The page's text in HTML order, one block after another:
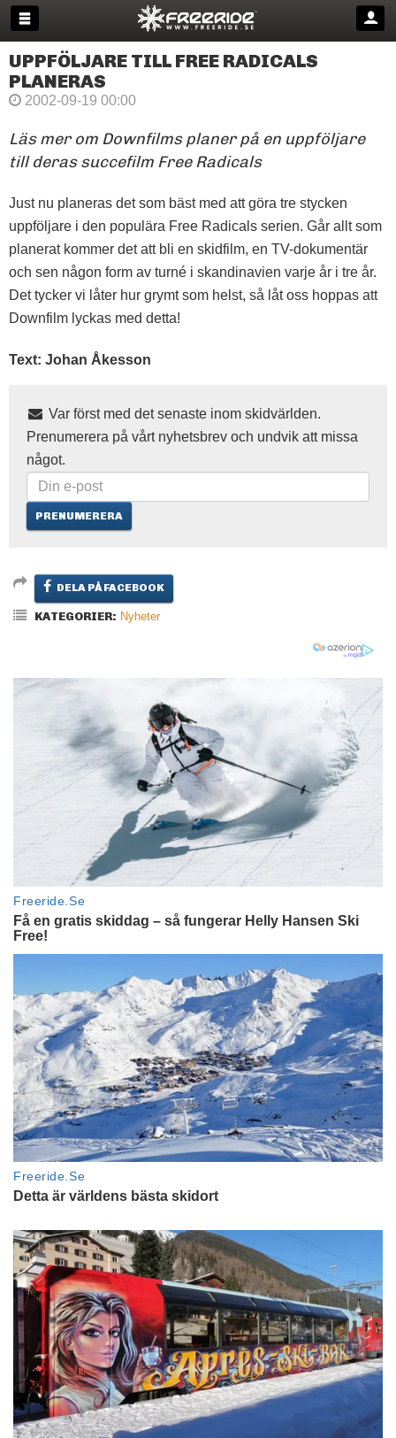
UPPFÖLJARE TILL FREE RADICALS
PLANERAS
2002-09-19 00:00
Läs mer om Downfilms planer på en uppföljare
till deras succefilm Free Radicals
Just nu planeras det som bäst med att göra tre stycken
uppföljare i den populära Free Radicals serien. Går allt som
planerat kommer det att bli en skidfilm, en TV-dokumentär
och sen någon form av turné i skandinavien varje år i tre år.
Det tycker vi låter hur grymt som helst, så låt oss hoppas att
Downfilm lyckas med detta!
Text: Johan Åkesson
Var först med det senaste inom skidvärlden.
Prenumerera på vårt nyhetsbrev och undvik att missa
något.
DELA PÅ FACEBOOK
KATEGORIER: Nyheter